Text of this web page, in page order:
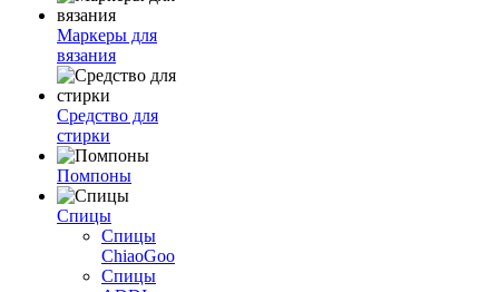
Маркеры для
вязания
Средство для
стирки
Помпоны
Спицы
Спицы
ChiaoGoo
Спицы